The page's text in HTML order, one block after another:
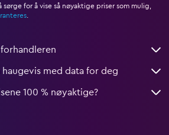
for å vise så nøyaktige priser som mulig,
.
haugevis med data for deg
100 % nøyaktige?